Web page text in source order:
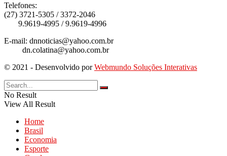
Telefones:
(27) 3721-5305 / 3372-2046
9.9619-4995 / 9.9619-4996
E-mail: dnnoticias@yahoo.com.br
dn.colatina@yahoo.com.br
© 2021 - Desenvolvido porWebmundo Soluções Interativas
No Result
View All Result
Home
Brasil
Economia
Esporte